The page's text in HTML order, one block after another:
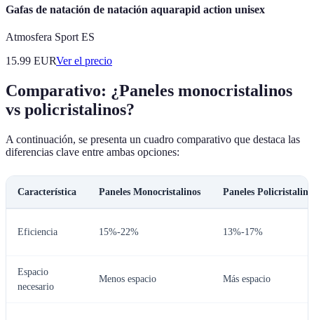
Gafas de natación de natación aquarapid action unisex
Atmosfera Sport ES
15.99 EURVer el precio
Comparativo: ¿Paneles monocristalinos
vs policristalinos?
A continuación, se presenta un cuadro comparativo que destaca las
diferencias clave entre ambas opciones:
Característica Paneles Monocristalinos Paneles
Eficiencia 15%-22% 13%-17%
Espacio
necesario
Menos espacio Más espacio